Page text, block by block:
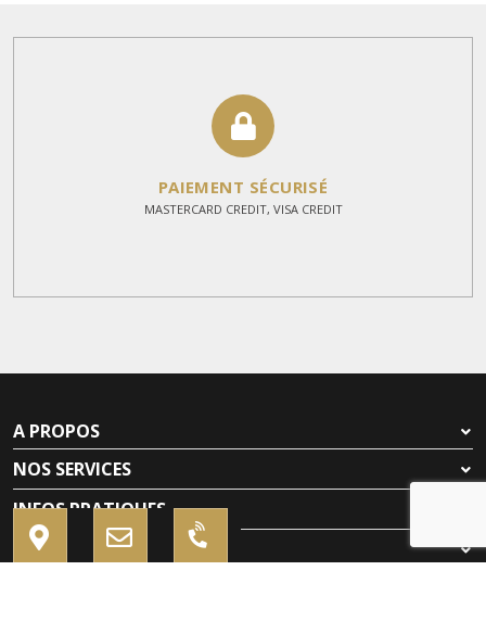
PAIEMENT SÉCURISÉ
MASTERCARD CREDIT, VISA CREDIT
A PROPOS
NOS SERVICES
INFOS PRATIQUES
À PROPOS DE NOUS